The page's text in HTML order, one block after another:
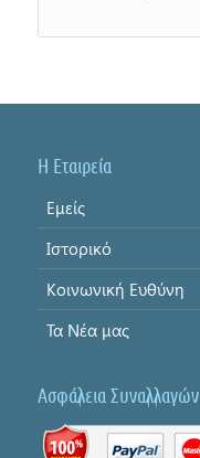
Η Εταιρεία
Εμείς
Ιστορικό
Κοινωνική Ευθύνη
Τα Νέα μας
Ασφάλεια Συναλλαγών